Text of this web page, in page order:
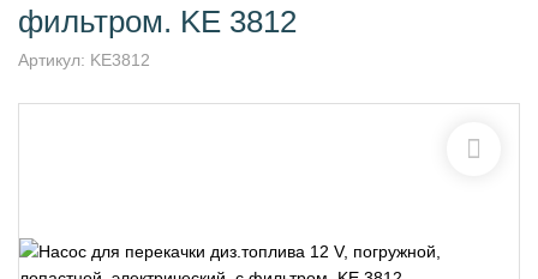
фильтром. KE 3812
Артикул: KE3812